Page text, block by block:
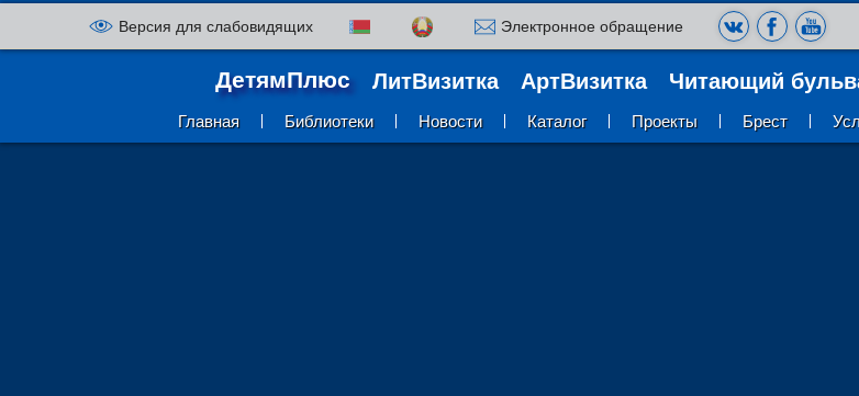
Версия для слабовидящих Электронное обращение
ДетямПлюс ЛитВизитка АртВизитка Читающий
Главная Библиотеки Новости Каталог Проекты Брест